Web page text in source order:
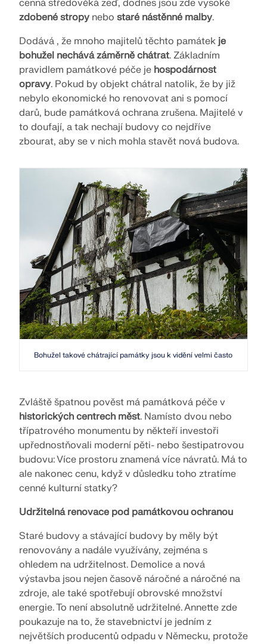
cenná středověká zeď, dodnes jsou zde vysoké
zdobené stropy nebo staré nástěnné malby.
Dodává , že mnoho majitelů těchto památek je
bohužel nechává záměrně chátrat. Základním
pravidlem památkové péče je hospodárnost
opravy. Pokud by objekt chátral natolik, že by již
nebylo ekonomické ho renovovat ani s pomocí
darů, bude památková ochrana zrušena. Majitelé v
to doufají, a tak nechají budovy co nejdříve
zbourat, aby se v nich mohla stavět nová budova.
Bohužel takové chátrající památky jsou k vidění velmi často
Zvláště špatnou pověst má památková péče v
historických centrech měst. Namísto dvou nebo
třípatrového monumentu by někteří investoři
upřednostňovali moderní pěti- nebo šestipatrovou
budovu: Více prostoru znamená více návratů. Má to
ale nakonec cenu, když v důsledku toho ztratíme
cenné kulturní statky?
Udržitelná renovace pod památkovou ochranou
Staré budovy a stávající budovy by měly být
renovovány a nadále využívány, zejména s
ohledem na udržitelnost. Demolice a nová
výstavba jsou nejen časově náročné a náročné na
zdroje, ale také spotřebují obrovské množství
energie. To není absolutně udržitelné. Annette zde
poukazuje na to, že stavebnictví je jedním z
největších producentů odpadu v Německu, protože